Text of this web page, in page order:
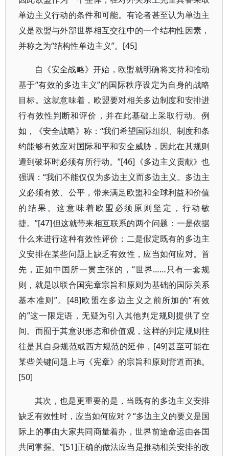
单边主义行动的条件和可能。有论者甚至认为单边主
义是欧盟与外部世界相互交往中的一个结构性因素，
并称之为“结构性单边主义”。[45]
自《安全战略》开始，欧盟就明确将支持和推动
基于“有效的多边主义”的国际秩序设定为自身的战略
目标。这就意味着，欧盟要对相关多边制度和安排进
行有效性判断和评价，并在此基础上采取行动。例
如，《安全战略》称：“我们希望国际组织、制度和条
约能够有效应对国际和平和安全威胁，因此在其规则
遭到破坏时必须有所行动。”[46]《多边主义贡献》也
强调：“我们不能仅仅为多边主义而多边主义。多边主
义必须有效、公平，带来满足欧盟和全球利益和价值
的结果。这意味着欧盟必须原则坚定，行动敏
捷。”[47]但这就带来相互联系的两个问题：一是依据
什么来进行这种有效性评价；二是假定既有的多边主
义安排在某些问题上缺乏有效性，应当如何应对。首
先，正如中国所一贯主张的，“世界……只有一套规
则，就是以联合国宪章宗旨和原则为基础的国际关系
基本准则”。[48]欧盟在多边主义之前所加的“有效
的”这一限定语，无疑为引入其他判定规则提供了空
间。而囿于其意识形态和价值观，这样的判定规则往
往是其自身规范或西方规范的延伸，[49]甚至可能在
某些关键问题上与《宪章》的宗旨和原则背道而驰。
[50]
其次，也是更重要的是，当既有的多边主义安排
缺乏有效性时，应当如何应对？“多边主义的要义是国
际上的事由大家共同商量着办，世界前途命运由各国
共同掌握。”[51]正确的做法应当是推动相关安排的改